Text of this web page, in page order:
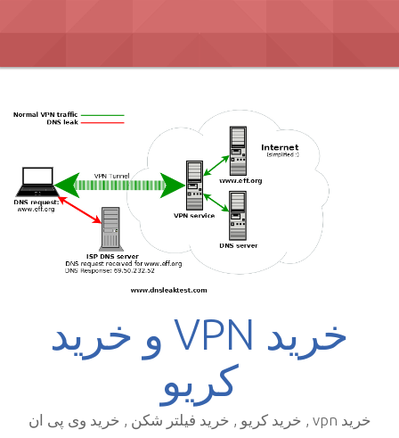
خرید VPN و خرید
کریو
خرید vpn , خرید کریو , خرید فیلتر شکن , خرید وی پی ان